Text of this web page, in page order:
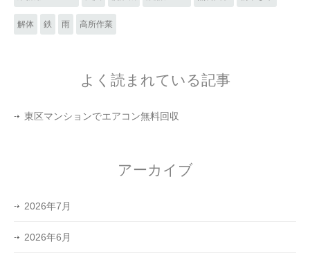
解体 鉄 雨 高所作業
よく読まれている記事
東区マンションでエアコン無料回収
アーカイブ
2026年7月
2026年6月